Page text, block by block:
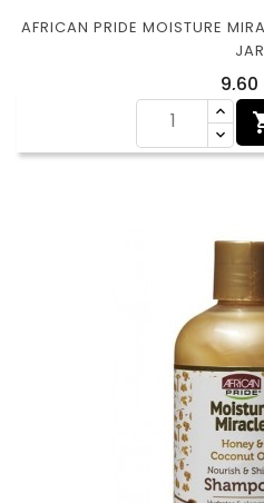
AFRICAN PRIDE MOISTURE
JAR